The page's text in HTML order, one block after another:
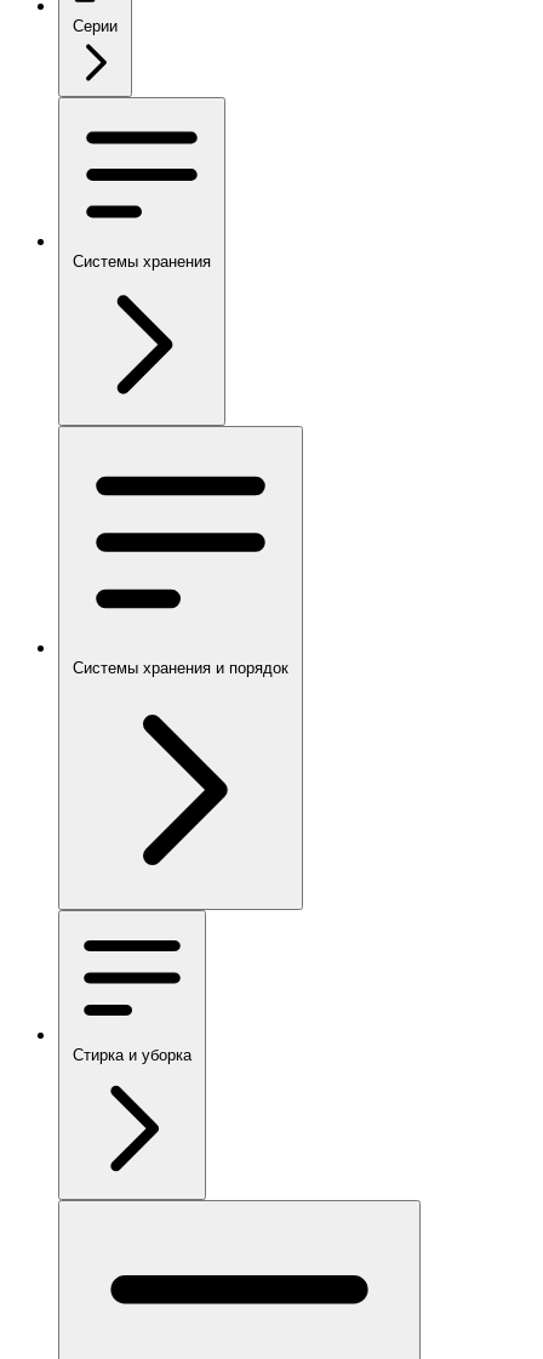
Серии
Системы хранения
Системы хранения и порядок
Стирка и уборка